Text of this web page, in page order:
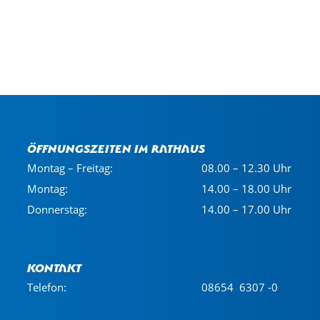
Öffnungszeiten im Rathaus
Montag – Freitag:
08.00 – 12.30 Uhr
Montag:
14.00 – 18.00 Uhr
Donnerstag:
14.00 – 17.00 Uhr
Kontakt
Telefon: 08654 6307 -0